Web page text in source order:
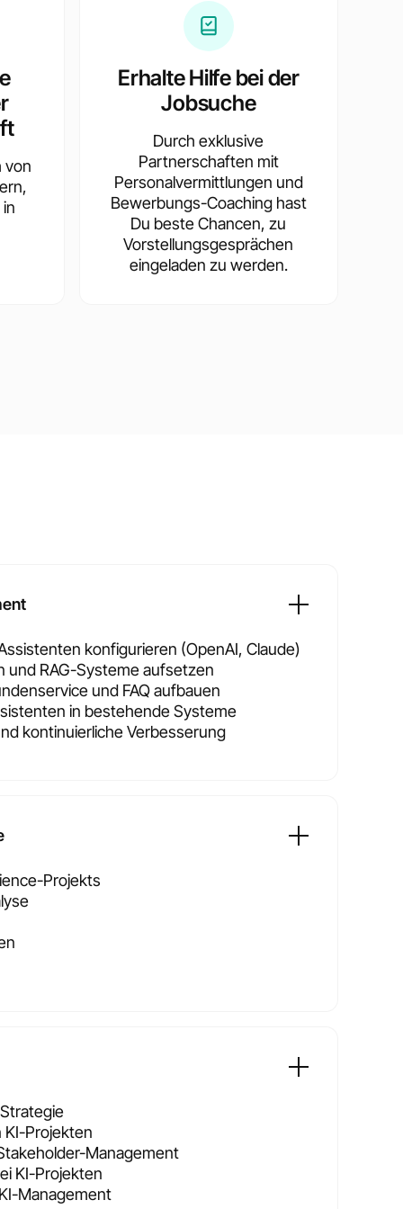
von
Erhalte Hilfe bei der
Jobsuche
Durch exklusive
Partnerschaften mit
Personalvermittlungen und
Bewerbungs-Coaching hast
Du beste Chancen, zu
Vorstellungsgesprächen
eingeladen zu werden.
konfigurieren (OpenAI, Claude)
und RAG-Systeme aufsetzen
und FAQ aufbauen
in bestehende Systeme
kontinuierliche Verbesserung
Projekts
KI-Projekten
Management
KI-Projekten
Management